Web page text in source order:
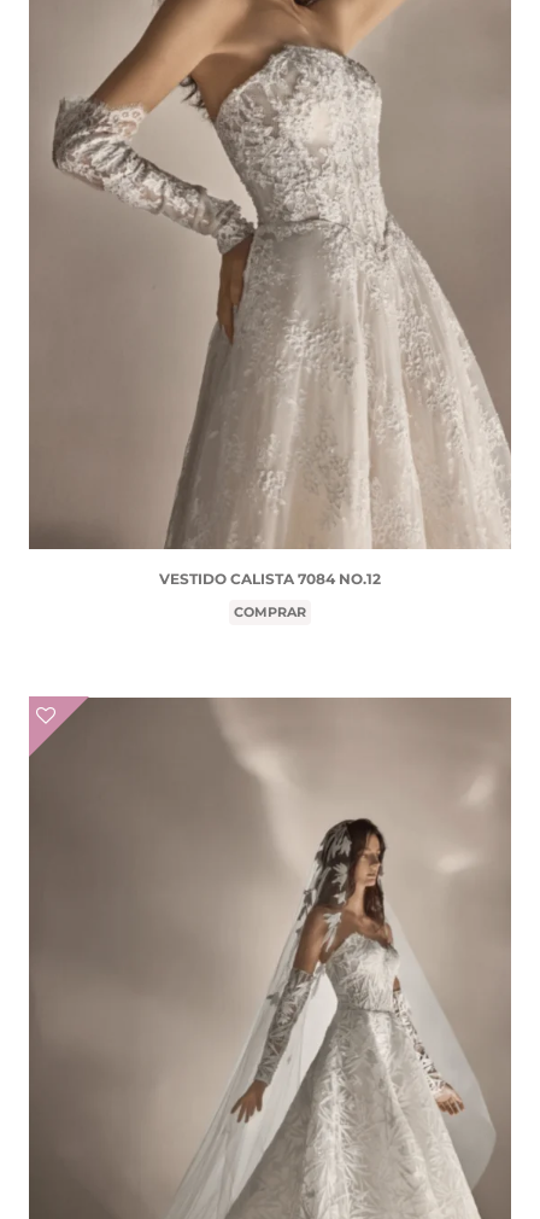
VESTIDO CALISTA 7084 NO.12
COMPRAR